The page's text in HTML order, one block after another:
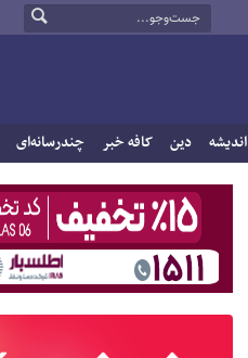
اندیشه دین کافه خبر چندرسانه‌ای